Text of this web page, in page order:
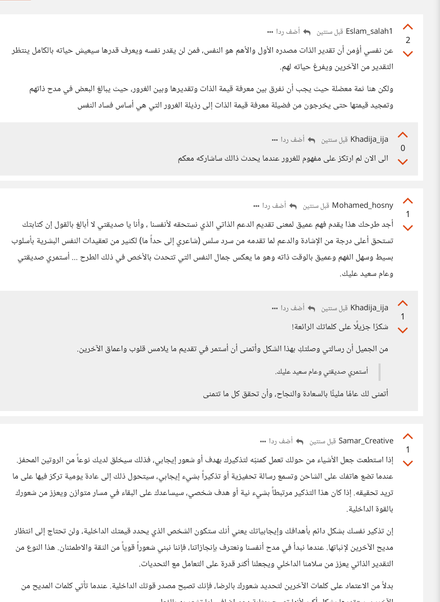
2
Eslam_salah1 قبل سنتين أضف ردا
عن نفسي أؤمن أن تقدير الذات مصدره الأول والأهم هو النفس، فمن لن يقدر نفسه ويعرف قدرها سيعيش حياته بالكامل ينتظر
التقدير من الآخرين ويفرغ حياته لهم.
ولكن هنا ثمة معضلة حيث يجب أن نفرق بين معرفة قيمة الذات وتقديرها وبين الغرور، حيث يبالغ البعض في مدح ذاتهم
وتمجيد قيمتها حتى يخرجون من فضيلة معرفة قيمة الذات إلى رذيلة الغرور التي هي أساس فساد النفس
0
Khadija_ija قبل سنتين أضف ردا
الى الان لم ارتكز على مفهوم للغرور عندما يحدث ذالك ساشاركه معكم
1
Mohamed_hosny قبل سنتين أضف ردا
أجد طرحك هذا يقدم فهم عميق لمعنى تقديم الدعم الذاتي الذي نستحقه لأنفسنا ، وأنا يا صديقتي لا أبالغ بالقول إن كتابتك
تستحق أعلى درجة من الإشادة والدعم لما تقدمه من سرد سلس (شاعري إلى حداً ما) لكثير من تعقيدات النفس البشرية بأسلوب
بسيط وسهل الفهم وعميق بالوقت ذاته وهو ما يعكس جمال النفس التي تتحدث بالأخص في ذلك الطرح ... أستمري صديقتي
وعام سعيد عليك.
1
Khadija_ija قبل سنتين أضف ردا
شكرًا جزيلًا على كلماتك الرائعة!
من الجميل أن رسالتي وصلتكِ بهذا الشكل وأتمنى أن أستمر في تقديم ما يلامس قلوب واعماق الآخرين.
أستمري صديقتي وعام سعيد عليك.
أتمنى لك عامًا مليئًا بالسعادة والنجاح، وأن تحقق كل ما تتمنى
1
Samar_Creative قبل سنتين أضف ردا
إذا استطعت جعل الأشياء من حولك تعمل كمنبّه لتذكيرك بهدف أو شعور إيجابي، فذلك سيخلق لديك نوعاً من الروتين المحفز.
عندما تضع هاتفك على الشاحن وتسمع رسالة تحفيزية أو تذكيراً بشيء إيجابي، سيتحول ذلك إلى عادة يومية تركز فيها على ما
تريد تحقيقه. إذا كان هذا التذكير مرتبطاً بشيء نية أو هدف شخصي، سيساعدك على البقاء في مسار متوازن ويعزز من شعورك
بالقوة الداخلية.
إن تذكير نفسك بشكل دائم بأهدافك وإيجابياتك يعني أنك ستكون الشخص الذي يحدد قيمتك الداخلية، ولن تحتاج إلى انتظار
مديح الآخرين لإثباتها. عندما نبدأ في مدح أنفسنا ونعترف بإنجازاتنا، فإننا نبني شعوراً قوياً من الثقة والاطمئنان. هذا النوع من
التقدير الذاتي يعزز من سلامنا الداخلي ويجعلنا أكثر قدرة على التعامل مع التحديات.
بدلاً من الاعتماد على كلمات الآخرين لتحديد شعورك بالرضا، فإنك تصبح مصدر قوتك الداخلية. عندما تأتي كلمات المديح من